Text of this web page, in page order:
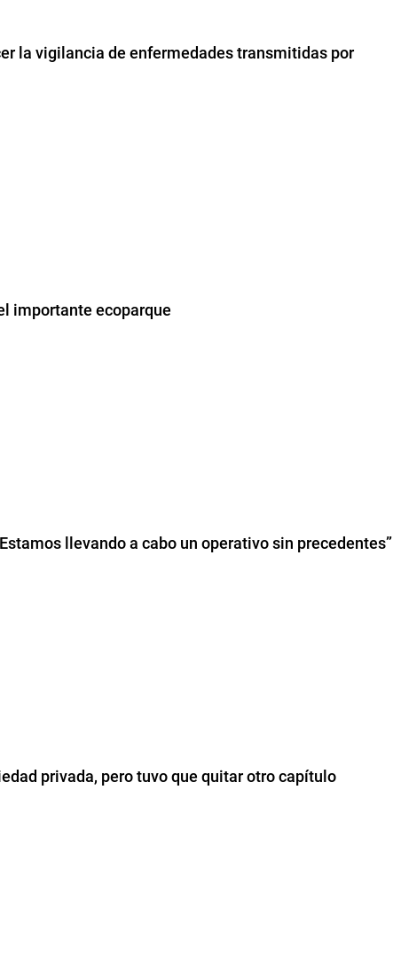
la vigilancia de enfermedades transmitidas por
importante ecoparque
llevando a cabo un operativo sin precedentes”
privada, pero tuvo que quitar otro capítulo